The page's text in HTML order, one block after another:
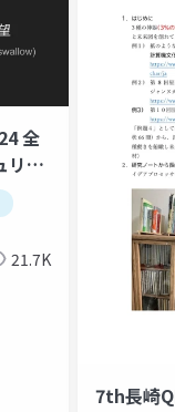
全
21.7K
7th長崎